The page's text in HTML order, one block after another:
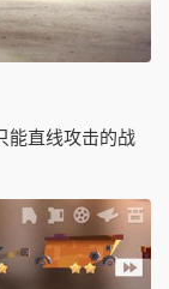
能直线攻击的战